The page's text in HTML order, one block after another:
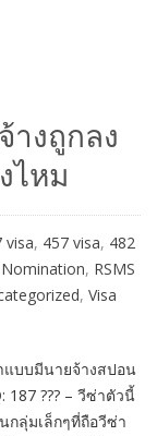
งถูกลง
ไหม
visa, 457 visa, 482
Nomination, RSMS
, Visa
บบมีนายจ้างสปอน
??? – วีซ่าตัวนี้
ลุ่มเล็กๆที่ถือวีซ่า